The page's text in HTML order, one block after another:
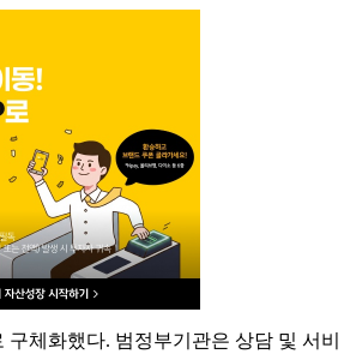
체화했다. 범정부기관은 상담 및 서비